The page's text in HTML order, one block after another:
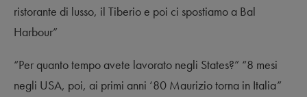
ristorante di lusso, il Tiberio e poi ci spostiamo a Bal
Harbour”
“Per quanto tempo avete lavorato negli States?” “8 mesi
negli USA, poi, ai primi anni ‘80 Maurizio torna in Italia”